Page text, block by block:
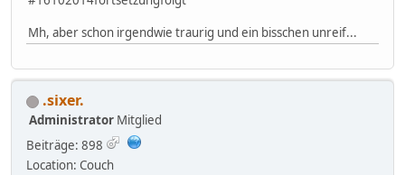
Mh, aber schon irgendwie traurig und ein bisschen unreif...
.sixer.
Administrator Mitglied
Beiträge: 898
Location: Couch